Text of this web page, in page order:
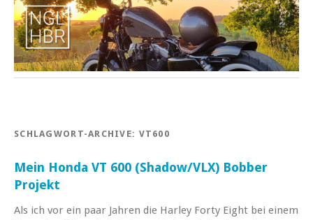
SCHLAGWORT-ARCHIVE: VT600
Mein Honda VT 600 (Shadow/VLX) Bobber
Projekt
Als ich vor ein paar Jahren die Harley Forty Eight bei einem